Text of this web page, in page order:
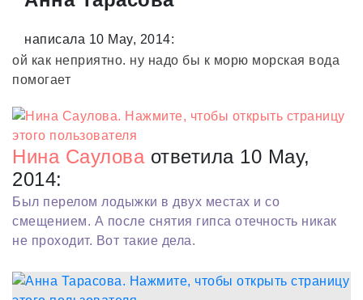
написала 10 May, 2014:
ой как неприятно. ну надо бы к морю морская вода
помогает
Нина Сауловаответила 10 May,
2014:
Был перелом лодыжки в двух местах и со
смещением. А после снятия гипса отечность никак
не проходит. Вот такие дела.